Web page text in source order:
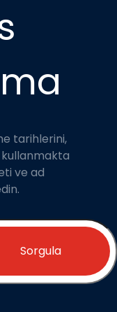
tarihlerini,
ve ad
Sorgula